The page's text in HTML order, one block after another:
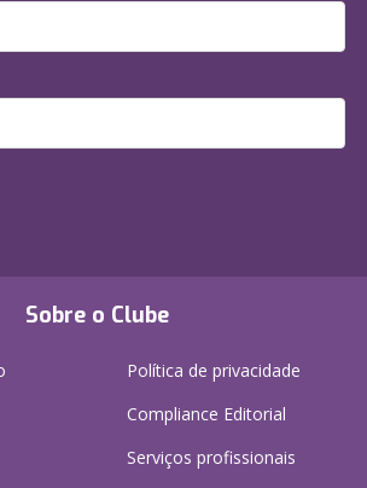
Sobre o Clube
Política de privacidade
Compliance Editorial
Serviços profissionais